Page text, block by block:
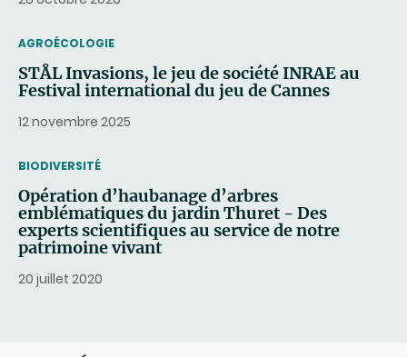
THEMATIC
AGROÉCOLOGIE
STÅL Invasions, le jeu de société INRAE au
Festival international du jeu de Cannes
12 novembre 2025
THEMATIC
BIODIVERSITÉ
Opération d’haubanage d’arbres
emblématiques du jardin Thuret - Des
experts scientifiques au service de notre
patrimoine vivant
20 juillet 2020